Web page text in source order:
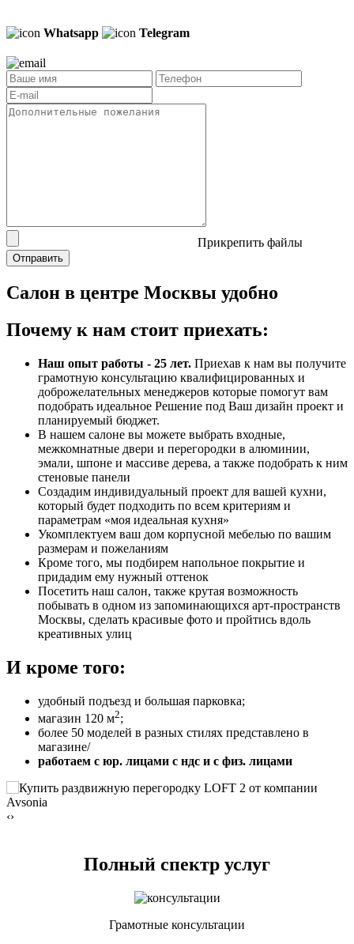
Whatsapp Telegram
Прикрепить файлы
Отправить
Салон в центре Москвы удобно
Почему к нам стоит приехать:
Наш опыт работы - 25 лет. Приехав к нам вы получите
грамотную консультацию квалифицированных и
доброжелательных менеджеров которые помогут вам
подобрать идеальное Решение под Ваш дизайн проект и
планируемый бюджет.
В нашем салоне вы можете выбрать входные,
межкомнатные двери и перегородки в алюминии,
эмали, шпоне и массиве дерева, а также подобрать к ним
стеновые панели
Создадим индивидуальный проект для вашей кухни,
который будет подходить по всем критериям и
параметрам «моя идеальная кухня»
Укомплектуем ваш дом корпусной мебелью по вашим
размерам и пожеланиям
Кроме того, мы подбирем напольное покрытие и
придадим ему нужный оттенок
Посетить наш салон, также крутая возможность
побывать в одном из запоминающихся арт-пространств
Москвы, сделать красивые фото и пройтись вдоль
креативных улиц
И кроме того:
удобный подъезд и большая парковка;
магазин 120 м2;
более 50 моделей в разных стилях представлено в
магазине/
работаем с юр. лицами с ндс и с физ. лицами
‹›
Полный спектр услуг
Грамотные консультации